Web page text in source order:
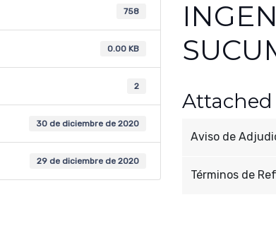
758
0.00 KB
2
30 de diciembre de 2020
29 de diciembre de 2020
Attached
Aviso de
Términos de